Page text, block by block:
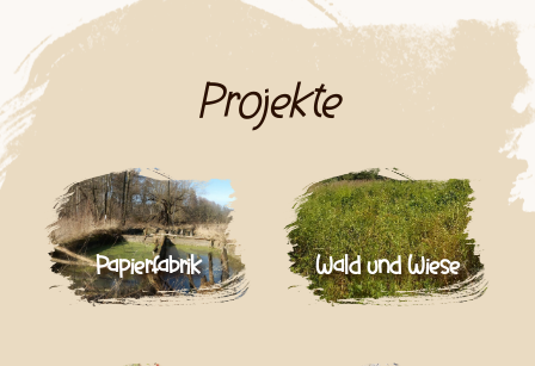
Projekte
Papierfabrik Wald und Wiese